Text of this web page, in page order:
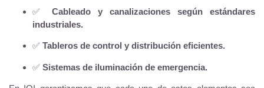
✅ Cableado y canalizaciones según estándares
industriales.
✅ Tableros de control y distribución eficientes.
✅ Sistemas de iluminación de emergencia.